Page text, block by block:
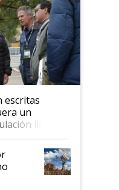
escritas
un
llegó
hasta se
al IPCVA